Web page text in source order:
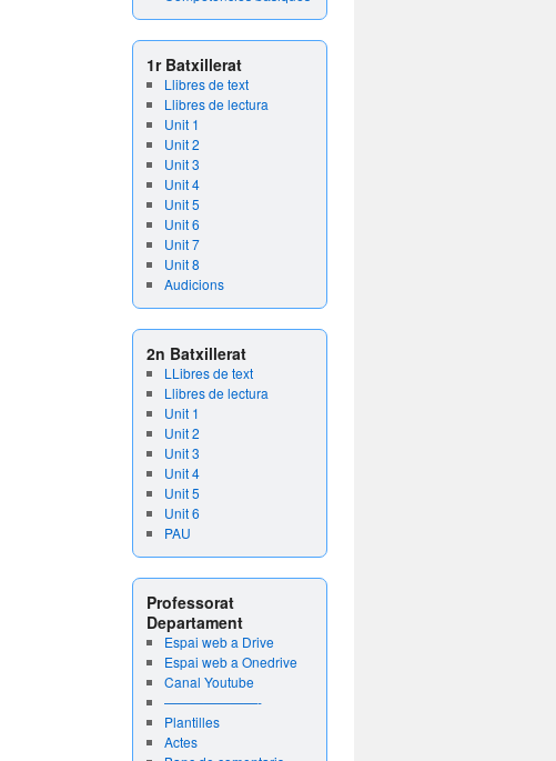
1r Batxillerat
Llibres de text
Llibres de lectura
Unit 1
Unit 2
Unit 3
Unit 4
Unit 5
Unit 6
Unit 7
Unit 8
Audicions
2n Batxillerat
LLibres de text
Llibres de lectura
Unit 1
Unit 2
Unit 3
Unit 4
Unit 5
Unit 6
PAU
Professorat
Departament
Espai web a Drive
Espai web a Onedrive
Canal Youtube
———————-
Plantilles
Actes